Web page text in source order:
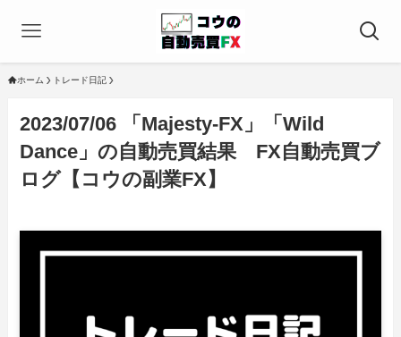
ホーム トレード日記
2023/07/06 「Majesty-FX」「Wild
Dance」の自動売買結果 FX自動売買ブ
ログ【コウの副業FX】